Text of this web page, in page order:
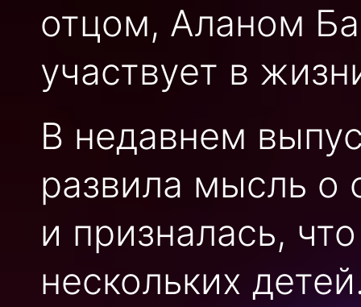
отцом, Аланом
участвует в
В недавнем
развила мысль о
и призналась,
нескольких